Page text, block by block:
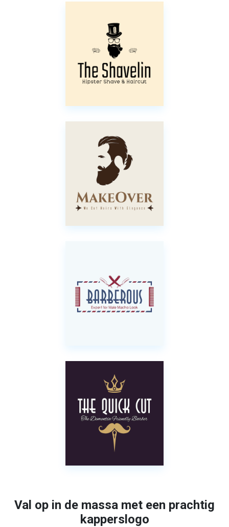
Val op in de massa met een prachtig
kapperslogo